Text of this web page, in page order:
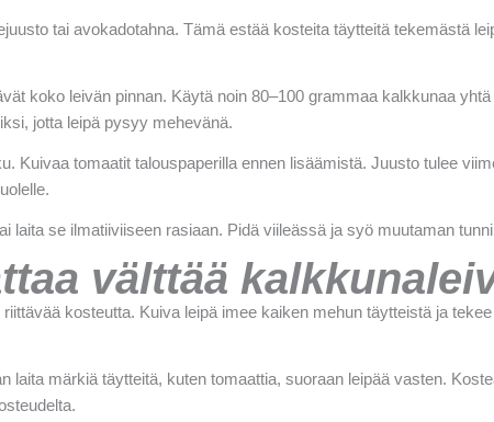
tai avokadotahna. Tämä estää kosteita täytteitä tekemästä
koko leivän pinnan. Käytä noin 80–100 grammaa kalkkunaa
jotta leipä pysyy mehevänä.
Kuivaa tomaatit talouspaperilla ennen lisäämistä. Juusto tulee
laita se ilmatiiviiseen rasiaan. Pidä viileässä ja syö muutaman
välttää
riittävää kosteutta. Kuiva leipä imee kaiken mehun täytteistä ja
laita märkiä täytteitä, kuten tomaattia, suoraan leipää vasten.